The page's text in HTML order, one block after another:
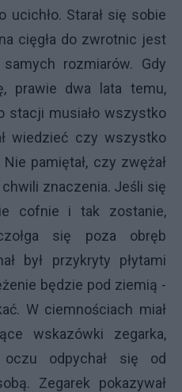
ucichło. Starał się sobie
cięgła do zwrotnic jest
rozmiarów. Gdy
prawie dwa lata temu,
stacji musiało wszystko
wiedzieć czy wszystko
pamiętał, czy zwężał
znaczenia. Jeśli się
cofnie i tak zostanie,
się poza obręb
był przykryty płytami
będzie pod ziemią -
W ciemnościach miał
wskazówki zegarka,
odpychał się od
Zegarek pokazywał